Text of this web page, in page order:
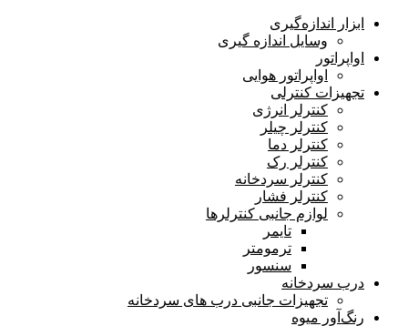
ابزار اندازه‌گیری
وسایل اندازه گیری
اواپراتور
اواپراتور هوایی
تجهیزات کنترلی
کنترلر انرژی
کنترلر چیلر
کنترلر دما
کنترلر رک
کنترلر سردخانه
کنترلر فشار
لوازم جانبی کنترلرها
تایمر
ترمومتر
سنسور
درب سردخانه
تجهیزات جانبی درب های سردخانه
رنگ‌آور میوه